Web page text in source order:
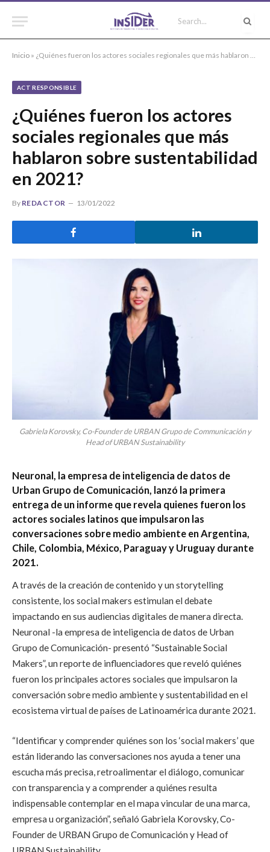
Inicio » ¿Quiénes fueron los actores sociales regionales que más hablaron sobre sustentabilidad en 2021?
ACT RESPONSIBLE
¿Quiénes fueron los actores
sociales regionales que más
hablaron sobre sustentabilidad
en 2021?
By REDACTOR 13/01/2022
Gabriela Korovsky, Co-Founder de URBAN Grupo de Communicación y
Head of URBAN Sustainability
Neuronal, la empresa de inteligencia de datos de
Urban Grupo de Comunicación, lanzó la primera
entrega de un informe que revela quienes fueron los
actores sociales latinos que impulsaron las
conversaciones sobre medio ambiente en Argentina,
Chile, Colombia, México, Paraguay y Uruguay durante
2021.
A través de la creación de contenido y un storytelling
consistente, los social makers estimulan el debate
impactando en sus audiencias digitales de manera directa.
Neuronal -la empresa de inteligencia de datos de Urban
Grupo de Comunicación- presentó “Sustainable Social
Makers”, un reporte de influenciadores que reveló quiénes
fueron los principales actores sociales que impulsaron la
conversación sobre medio ambiente y sustentabilidad en el
ecosistema virtual de países de Latinoamérica durante 2021.
“Identificar y comprender quiénes son los ‘social makers’ que
están liderando las conversaciones nos ayuda a tener una
escucha más precisa, retroalimentar el diálogo, comunicar
con transparencia y a comprender a quiénes resulta
indispensable contemplar en el mapa vincular de una marca,
empresa u organización”, señaló Gabriela Korovsky, Co-
Founder de URBAN Grupo de Comunicación y Head of